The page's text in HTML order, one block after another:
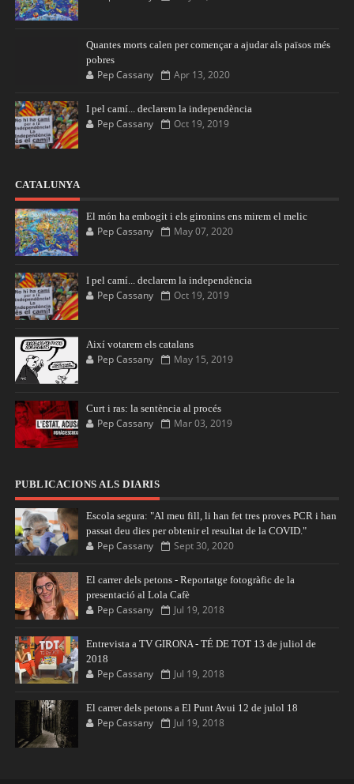
Quantes morts calen per començar a ajudar als països més
pobres
Pep Cassany Apr 13, 2020
I pel camí... declarem la independència
Pep Cassany Oct 19, 2019
CATALUNYA
El món ha embogit i els gironins ens mirem el melic
Pep Cassany May 07, 2020
I pel camí... declarem la independència
Pep Cassany Oct 19, 2019
Així votarem els catalans
Pep Cassany May 15, 2019
Curt i ras: la sentència al procés
Pep Cassany Mar 03, 2019
PUBLICACIONS ALS DIARIS
Escola segura: "Al meu fill, li han fet tres proves PCR i han
passat deu dies per obtenir el resultat de la COVID."
Pep Cassany Sept 30, 2020
El carrer dels petons - Reportatge fotogràfic de la
presentació al Lola Cafè
Pep Cassany Jul 19, 2018
Entrevista a TV GIRONA - TÉ DE TOT 13 de juliol de
2018
Pep Cassany Jul 19, 2018
El carrer dels petons a El Punt Avui 12 de julol 18
Pep Cassany Jul 19, 2018